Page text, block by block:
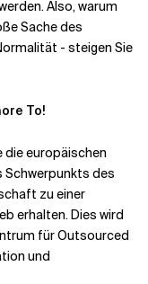
Also, warum
Sache des
- steigen Sie
To!
die europäischen
Schwerpunkts des
zu einer
erhalten. Dies wird
für Outsourced
und